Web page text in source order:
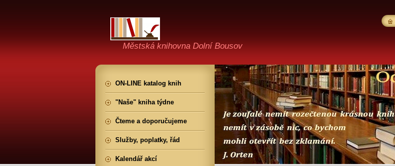
Městská knihovna Dolní Bousov
ON-LINE katalog knih
"Naše" kniha týdne
Čteme a doporučujeme
Služby, poplatky, řád
Kalendář akcí